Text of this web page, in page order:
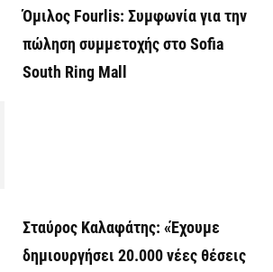
Όμιλος Fourlis: Συμφωνία για την
πώληση συμμετοχής στο Sofia
South Ring Mall
Σταύρος Καλαφάτης: «Έχουμε
δημιουργήσει 20.000 νέες θέσεις